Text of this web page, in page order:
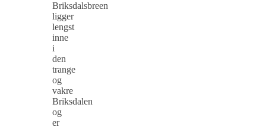
Briksdalsbreen
ligger
lengst
inne
i
den
trange
og
vakre
Briksdalen
og
er